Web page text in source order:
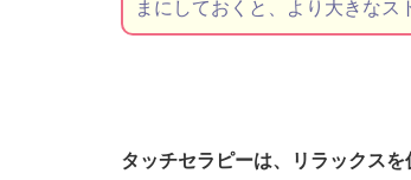
まにしておくと、より大きなス
タッチセラピーは、リラックス